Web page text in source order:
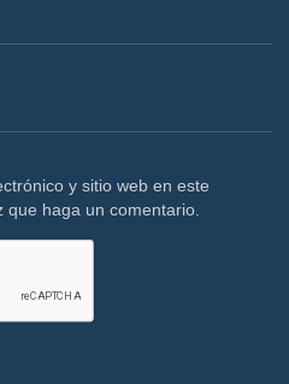
y sitio web en este
que haga un comentario.